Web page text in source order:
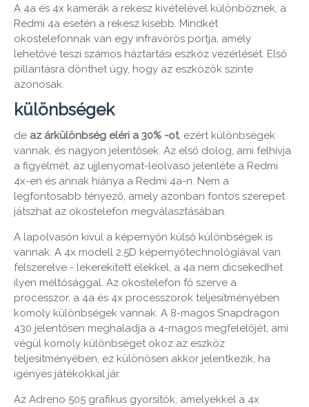
A 4a és 4x kamerák a rekesz kivételével különböznek, a
Redmi 4a esetén a rekesz kisebb. Mindkét
okostelefonnak van egy infravörös portja, amely
lehetővé teszi számos háztartási eszköz vezérlését. Első
pillantásra dönthet úgy, hogy az eszközök szinte
azonosak.
különbségek
de az árkülönbség eléri a 30% -ot, ezért különbségek
vannak, és nagyon jelentősek. Az első dolog, ami felhívja
a figyelmét, az ujjlenyomat-leolvasó jelenléte a Redmi
4x-en és annak hiánya a Redmi 4a-n. Nem a
legfontosabb tényező, amely azonban fontos szerepet
játszhat az okostelefon megválasztásában.
A lapolvasón kívül a képernyőn külső különbségek is
vannak. A 4x modell 2.5D képernyőtechnológiával van
felszerelve - lekerekített élekkel, a 4a nem dicsekedhet
ilyen méltósággal. Az okostelefon fő szerve a
processzor, a 4a és 4x processzorok teljesítményében
komoly különbségek vannak. A 8-magos Snapdragon
430 jelentősen meghaladja a 4-magos megfelelőjét, ami
végül komoly különbséget okoz az eszköz
teljesítményében, ez különösen akkor jelentkezik, ha
igényes játékokkal jár.
Az Adreno 505 grafikus gyorsítók, amelyekkel a 4x